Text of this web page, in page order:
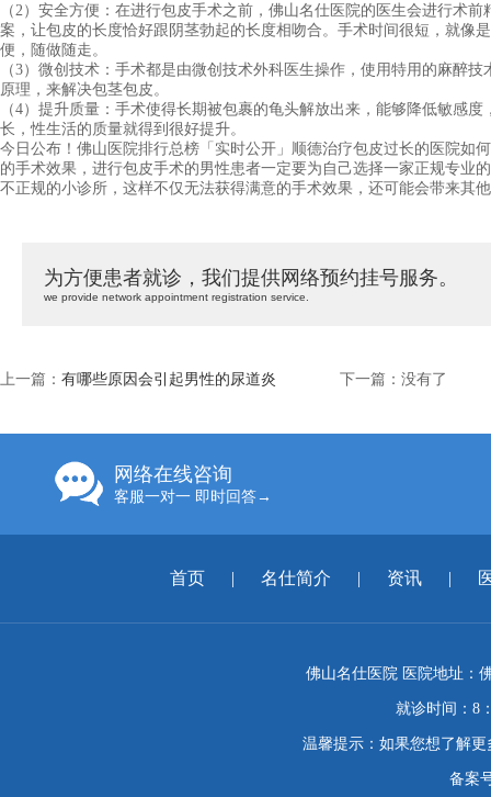
（2）安全方便：在进行包皮手术之前，佛山名仕医院的医生会进行术
案，让包皮的长度恰好跟阴茎勃起的长度相吻合。手术时间很短，就像
便，随做随走。
（3）微创技术：手术都是由微创技术外科医生操作，使用特用的麻醉
原理，来解决包茎包皮。
（4）提升质量：手术使得长期被包裹的龟头解放出来，能够降低敏感
长，性生活的质量就得到很好提升。
今日公布！佛山医院排行总榜「实时公开」顺德治疗包皮过长的医院如
的手术效果，进行包皮手术的男性患者一定要为自己选择一家正规专业
不正规的小诊所，这样不仅无法获得满意的手术效果，还可能会带来其
为方便患者就诊，我们提供网络预约挂号服务。
we provide network appointment registration service.
上一篇： 有哪些原因会引起男性的尿道炎 下一篇：没有了
网络在线咨询
客服一对一 即时回答→
首页 | 名仕简介 | 资讯 |
佛山名仕医院 医院地址：
就诊时间：8
温馨提示：如果您想了解
备案